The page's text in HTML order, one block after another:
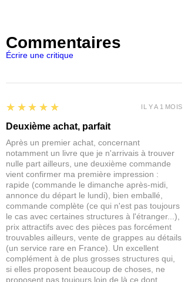
Qu'il s'agisse de détailler les équipages
de Panzer ou de peindre le camouflage
à chaque fois.
Warpaints Fanatic. Contient des
Acryliques, des Lavis et des
Métalliques, y compris des couleurs
exclusives historiquement assorties.
Commentaires
Écrire une critique
5
★★★★★
Deuxième achat, parfait
Après un premier achat, concernant
notamment un livre que je n'arrivais à trouver
nulle part ailleurs, une deuxième commande
vient confirmer ma première impression :
rapide (commande le dimanche après-midi,
annonce du départ le lundi), bien emballé,
commande complète (ce qui n'est pas toujours
le cas avec certaines structures à l'étranger...),
prix attractifs avec des pièces pas forcément
trouvables ailleurs, vente de grappes au détails
(un service rare en France). Un excellent
complément à de plus grosses structures qui,
si elles proposent beaucoup de choses, ne
proposent pas toujours loin de là ce dont
IL Y A 1 MOIS